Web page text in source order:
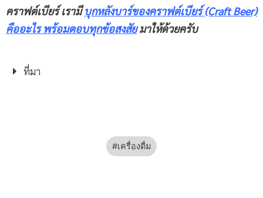
คราฟต์เบียร์ เรามีบุกหลังบาร์ของคราฟต์เบียร์(Craft Beer)
คืออะไร พร้อมตอบทุกข้อสงสัยมาให้ด้วยครับ
ที่มา
เครื่องดื่ม